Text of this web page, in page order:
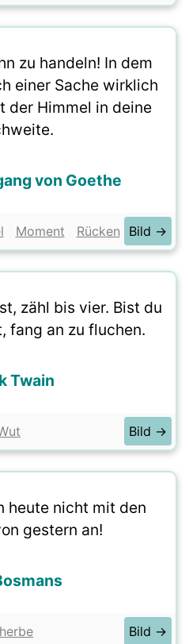
zu handeln! In dem
einer Sache wirklich
der Himmel in deine
von Goethe
Moment Rücken Bild →
zähl bis vier. Bist du
fang an zu fluchen.
Twain
Bild →
heute nicht mit den
gestern an!
Bild →